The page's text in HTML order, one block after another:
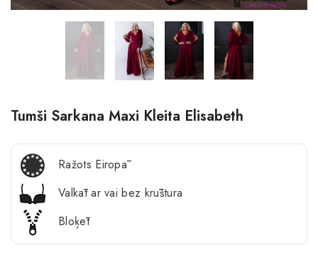
Tumši Sarkana Maxi Kleita Elisabeth
Ražots Eiropā
Valkāt ar vai bez krūštura
Bloķēt